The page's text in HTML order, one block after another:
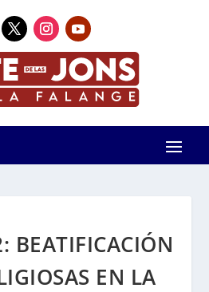
BEATIFICACIÓN
EN LA